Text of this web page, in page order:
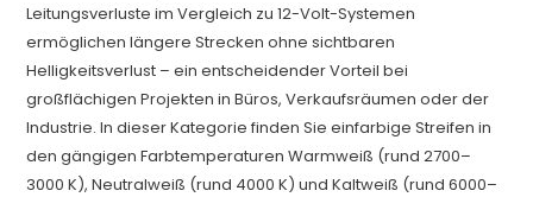
Leitungsverluste im Vergleich zu 12-Volt-Systemen
ermöglichen längere Strecken ohne sichtbaren
Helligkeitsverlust – ein entscheidender Vorteil bei
großflächigen Projekten in Büros, Verkaufsräumen oder der
Industrie. In dieser Kategorie finden Sie einfarbige Streifen in
den gängigen Farbtemperaturen Warmweiß (rund 2700–
3000 K), Neutralweiß (rund 4000 K) und Kaltweiß (rund 6000–